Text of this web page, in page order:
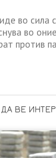
во сила
во
против
ВЕ